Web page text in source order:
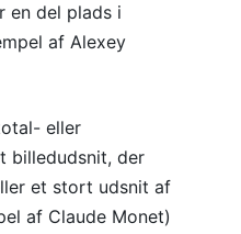
en del plads i
af Alexey
eller
billedudsnit, der
et stort udsnit af
af Claude Monet)